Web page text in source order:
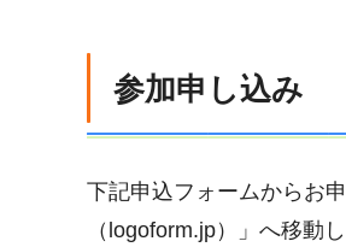
参加申し込み
下記申込フォームからお
（logoform.jp）」へ移動し